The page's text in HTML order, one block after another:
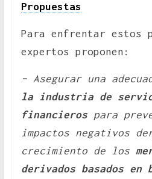
Propuestas
Para enfrentar estos
expertos proponen:
– Asegurar una
la industria de
financieros para
impactos negativos
crecimiento de los
derivados basados ​​en